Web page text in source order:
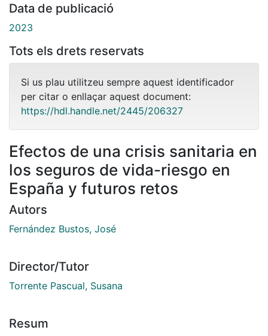
Data de publicació
2023
Tots els drets reservats
Si us plau utilitzeu sempre aquest identificador
per citar o enllaçar aquest document:
https://hdl.handle.net/2445/206327
Efectos de una crisis sanitaria en
los seguros de vida-riesgo en
España y futuros retos
Autors
Fernández Bustos, José
Director/Tutor
Torrente Pascual, Susana
Resum